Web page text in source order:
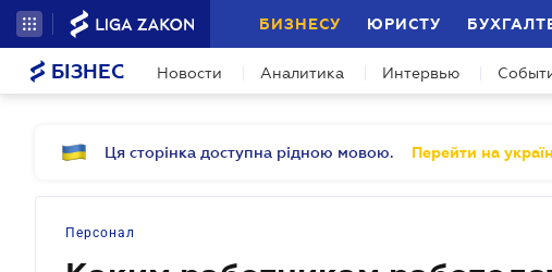
БИЗНЕСУ ЮРИСТУ
БІЗНЕС Новости Аналитика Интервью
Ця сторінка доступна рідною мовою. Перейти на
Персонал